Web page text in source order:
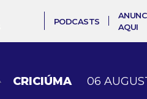
PODCASTS
AQUI
CRICIÚMA 06